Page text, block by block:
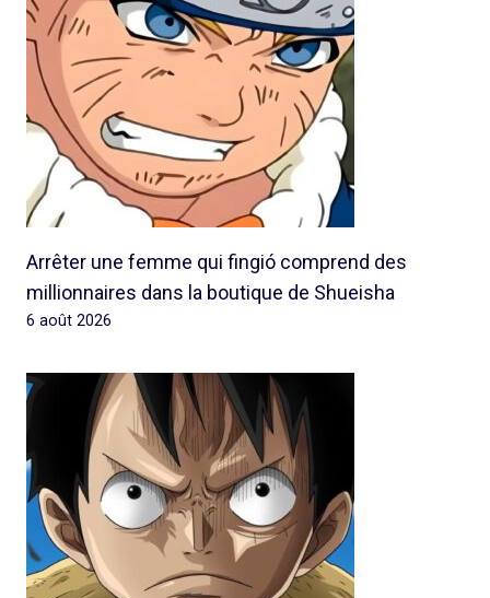
Arrêter une femme qui fingió comprend des
millionnaires dans la boutique de Shueisha
6 août 2026